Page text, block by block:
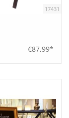
17431
€87,99*